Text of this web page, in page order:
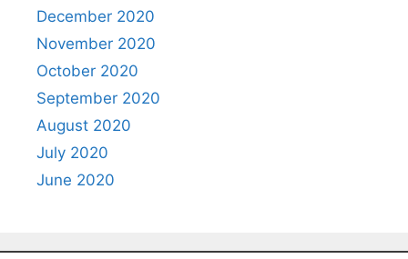
December 2020
November 2020
October 2020
September 2020
August 2020
July 2020
June 2020